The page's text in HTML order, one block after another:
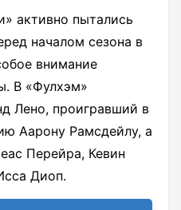
активно пытались
началом сезона в
внимание
В «Фулхэм»
Лено, проигравший в
Аарону Рамсдейлу, а
Перейра, Кевин
Диоп.